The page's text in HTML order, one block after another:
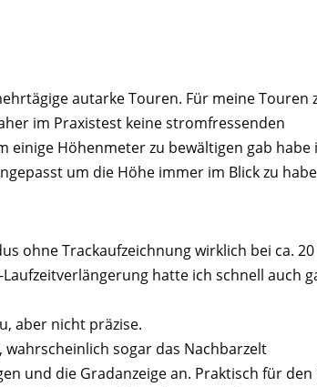
autarke Touren. Für meine Touren
im Praxistest keine stromfressenden
einige Höhenmeter zu bewältigen gab habe
um die Höhe immer im Blick zu
ohne Trackaufzeichnung wirklich bei ca.
hatte ich schnell auch
aber nicht präzise.
wahrscheinlich sogar das Nachbarzelt
und die Gradanzeige an. Praktisch für den